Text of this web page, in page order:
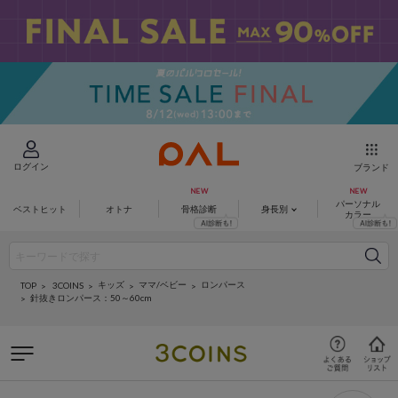
ログイン ブランド
ベストヒット オトナ 骨格診断 身長別
パーソナル
カラー
TOP 3COINS キッズ ママ/ベビー
ロンパース
針抜きロンパース：50～60cm